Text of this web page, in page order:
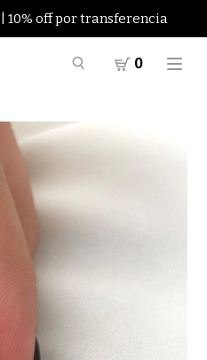
10% off por transferencia
0